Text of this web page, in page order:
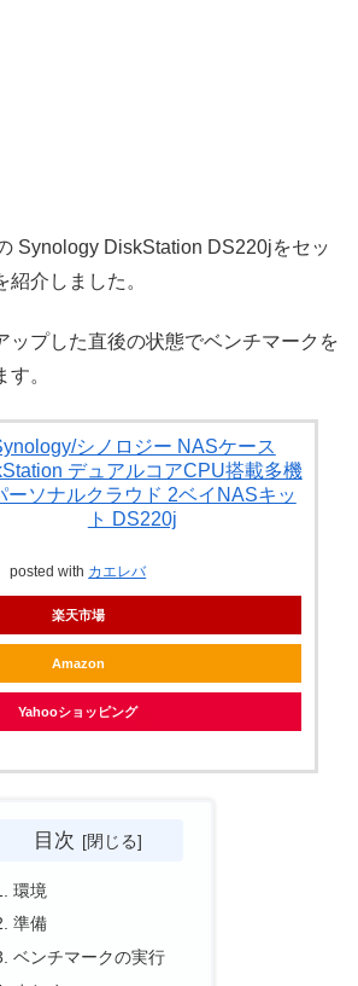
Synology DiskStation DS220jをセッ
紹介しました。
ップした直後の状態でベンチマークを
。
シノロジー NASケース
デュアルコアCPU搭載多機
ーソナルクラウド 2ベイNASキッ
ト DS220j
posted with カエレバ
楽天市場
Amazon
Yahooショッピング
目次
環境
準備
ベンチマークの実行